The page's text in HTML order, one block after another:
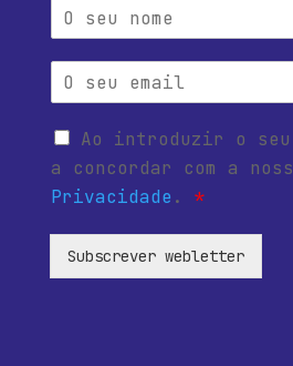
Ao introduzir o
a concordar com a
Privacidade . *
Subscrever webletter